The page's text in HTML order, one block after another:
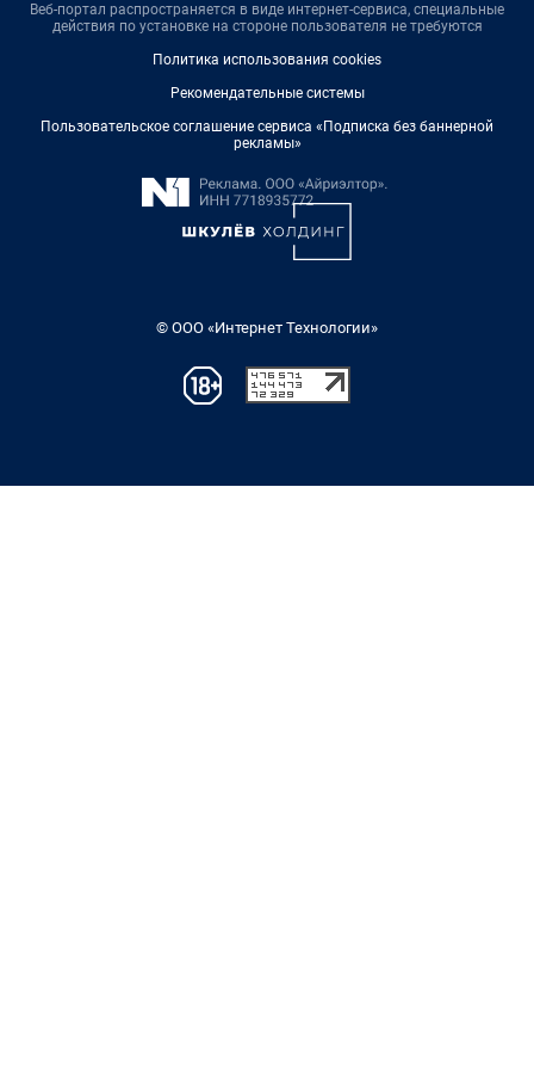
Веб-портал распространяется в виде интернет-сервиса, специальные
действия по установке на стороне пользователя не требуются
Политика использования cookies
Рекомендательные системы
Пользовательское соглашение сервиса «Подписка без баннерной
рекламы»
© ООО «Интернет Технологии»